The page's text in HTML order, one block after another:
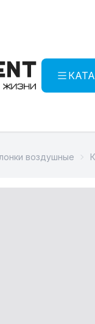
воздушные